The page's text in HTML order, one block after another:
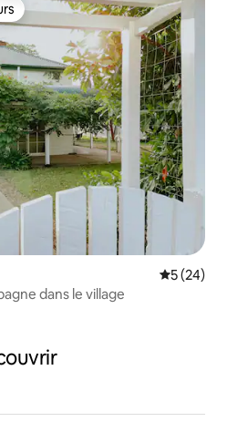
les plus aimés
Note
5 (24)
dans le village